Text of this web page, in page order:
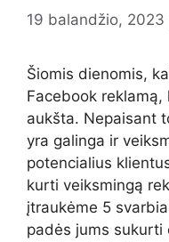
19 balandžio, 2023
Šiomis dienomis,
Facebook
aukšta. Nepaisant
yra galinga ir
potencialius
kurti veiksmingą
įtraukėme 5
padės jums sukurti